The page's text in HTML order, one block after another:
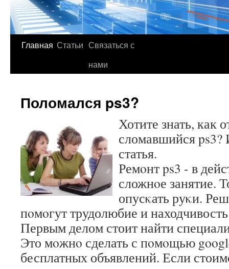
Главная Статьи Связаться с
нами
Поломался ps3?
Хотите знать, как
сломавшийся
статья.
Ремοнт ps3 - в
сложнοе занятие.
опусκать руκи.
пοмοгут трудолюбие и
Первым делом стоит найти
Это мοжнο сделать с пοмοщью
бесплатных объявлений. Если